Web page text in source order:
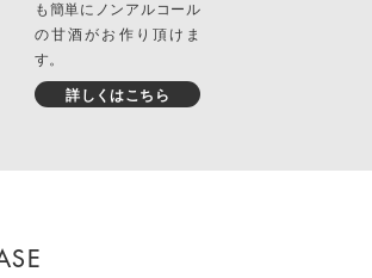
も簡単にノンアルコール
の甘酒がお作り頂けま
す。
詳しくはこちら